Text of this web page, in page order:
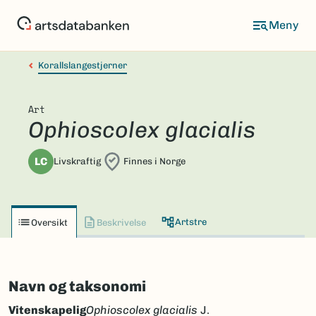
Korallslangestjerner
Art
Ophioscolex glacialis
LC Livskraftig Finnes i Norge
Oversikt Beskrivelse Artstre
Navn og taksonomi
VitenskapeligOphioscolex glacialis J.